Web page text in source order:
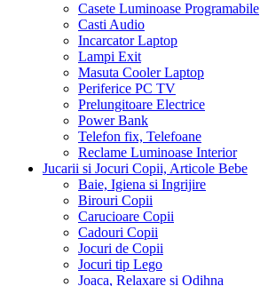
Casete Luminoase Programabile
Casti Audio
Incarcator Laptop
Lampi Exit
Masuta Cooler Laptop
Periferice PC TV
Prelungitoare Electrice
Power Bank
Telefon fix, Telefoane
Reclame Luminoase Interior
Jucarii si Jocuri Copii, Articole Bebe
Baie, Igiena si Ingrijire
Birouri Copii
Carucioare Copii
Cadouri Copii
Jocuri de Copii
Jocuri tip Lego
Joaca, Relaxare si Odihna